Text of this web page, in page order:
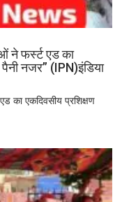
ने फर्स्ट एड का
नजर” (IPN)इंडिया
का एकदिवसीय प्रशिक्षण